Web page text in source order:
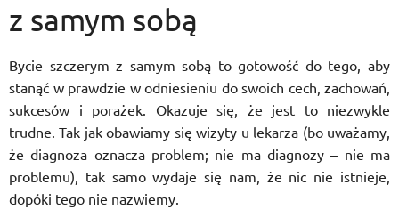
z samym sobą
Bycie szczerym z samym sobą to gotowość do tego, aby
stanąć w prawdzie w odniesieniu do swoich cech, zachowań,
sukcesów i porażek. Okazuje się, że jest to niezwykle
trudne. Tak jak obawiamy się wizyty u lekarza (bo uważamy,
że diagnoza oznacza problem; nie ma diagnozy – nie ma
problemu), tak samo wydaje się nam, że nic nie istnieje,
dopóki tego nie nazwiemy.